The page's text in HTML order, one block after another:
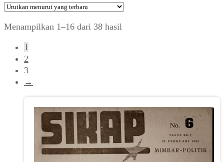
Menampilkan 1–16 dari 38 hasil
1
2
3
→